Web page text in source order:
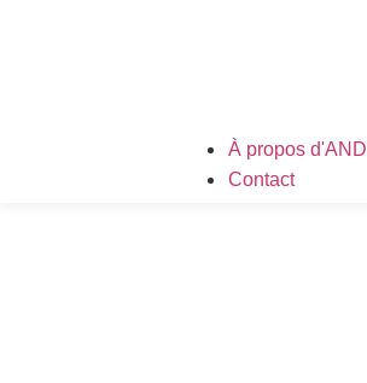
À propos d'AND
Contact